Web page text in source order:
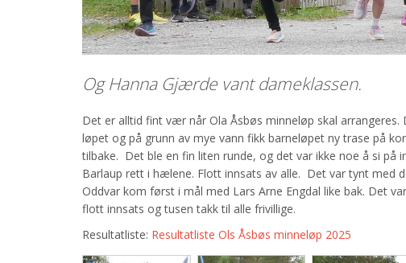
Og Hanna Gjærde vant dameklassen.
Det er alltid fint vær når Ola Åsbøs minneløp skal
løpet og på grunn av mye vann fikk barneløpet ny trase på
tilbake. Det ble en fin liten runde, og det var ikke noe å si på
Barlaup rett i hælene. Flott innsats av alle. Det var tynt med
Oddvar kom først i mål med Lars Arne Engdal like bak. Det
flott innsats og tusen takk til alle frivillige.
Resultatliste: Resultatliste Ols Åsbøs minneløp 2025